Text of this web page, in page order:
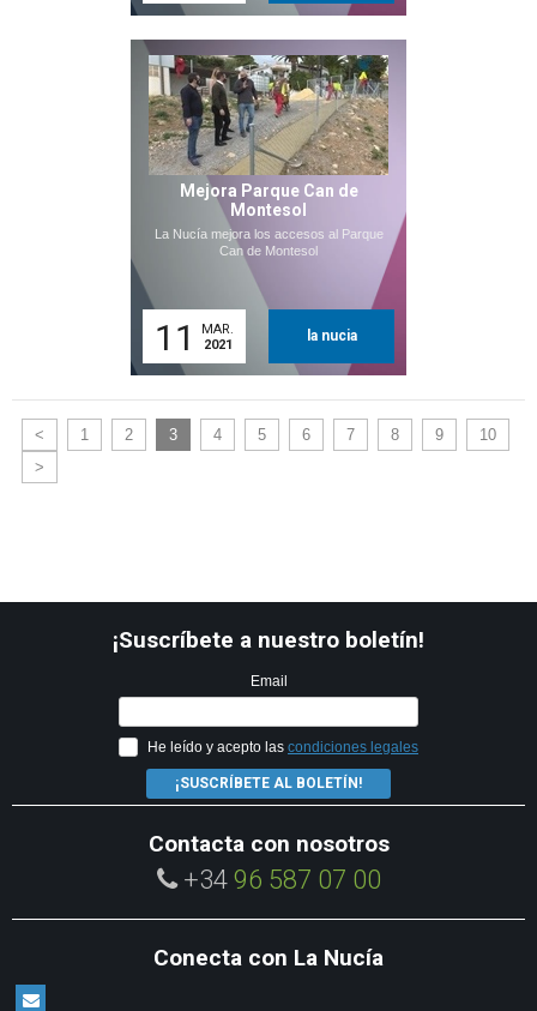
Mejora Parque Can de
Montesol
La Nucía mejora los accesos al Parque
Can de Montesol
11
MAR.
2021
la nucia
< 1 2 3 4 5 6 7 8 9
10
>
¡Suscríbete a nuestro boletín!
Email
He leído y acepto las condiciones legales
¡SUSCRÍBETE AL BOLETÍN!
Contacta con nosotros
+34 96 587 07 00
Conecta con La Nucía